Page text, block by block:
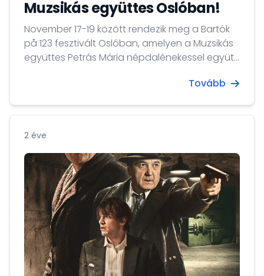
Muzsikás együttes Oslóban!
November 17-19 között rendezik meg a Bartók
på 123 fesztivált Oslóban, amelyen a Muzsikás
együttes Petrás Mária népdalénekessel együtt
formáció évtizedek óta a Kárpát-medence
gyűjteménye is előadásaik szerves része.
Tovább
2 éve